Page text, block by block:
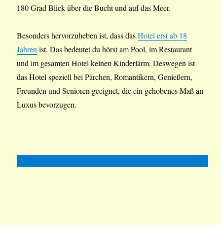
180 Grad Blick über die Bucht und auf das Meer.
Besonders hervorzuheben ist, dass dasHotel erst ab 18
Jahrenist. Das bedeutet du hörst am Pool, im Restaurant
und im gesamten Hotel keinen Kinderlärm. Deswegen ist
das Hotel speziell bei Pärchen, Romantikern, Genießern,
Freunden und Senioren geeignet, die ein gehobenes Maß an
Luxus bevorzugen.